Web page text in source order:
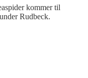
kommer til
Rudbeck.